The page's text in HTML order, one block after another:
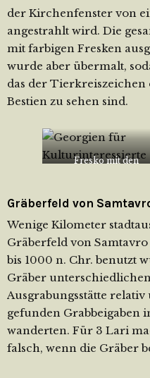
der Kirchenfenster von
angestrahlt wird. Die
mit farbigen Fresken
wurde aber übermalt,
das der
Bestien zu sehen sind.
Fresko mit den
Gräberfeld von
Wenige Kilometer
Gräberfeld von
bis 1000 n. Chr. benutzt
Gräber
Ausgrabungsstätte
gefunden Grabbeigaben
wanderten. Für 3 Lari
falsch, wenn die Gräber